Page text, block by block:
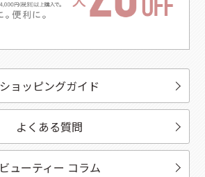
ショッピングガイド
よくある質問
ビューティー コラム